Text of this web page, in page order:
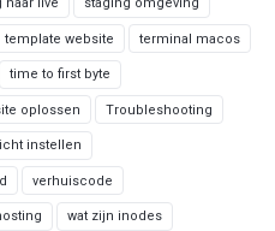
template website terminal macos
time to first byte
oplossen Troubleshooting
instellen
verhuiscode
wat zijn inodes